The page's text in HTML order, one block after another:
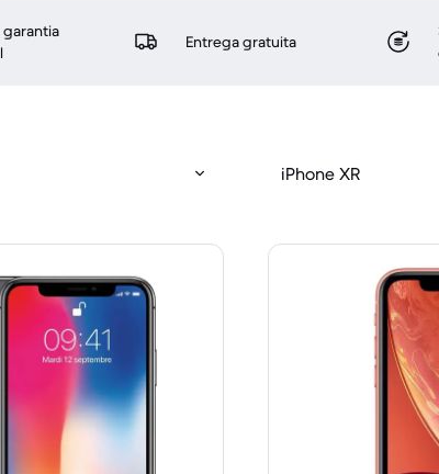
garantia
Entrega gratuita
iPhone XR